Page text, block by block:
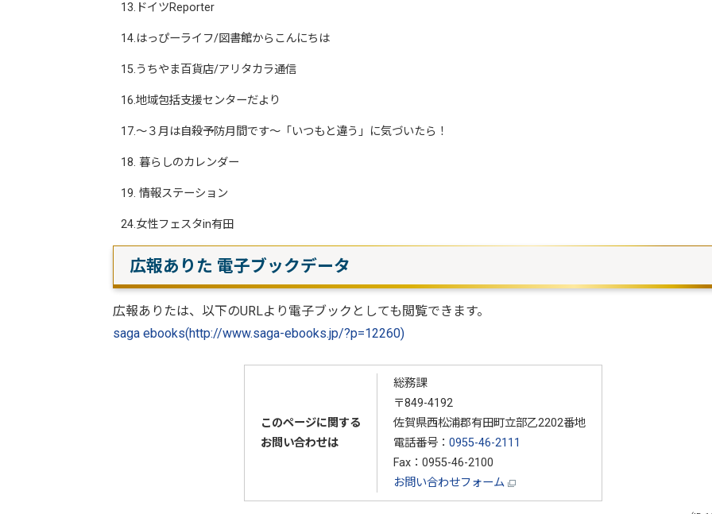
13.ドイツReporter
14.はっぴーライフ/図書館からこんにちは
15.うちやま百貨店/アリタカラ通信
16.地域包括支援センターだより
17.～３月は自殺予防月間です～「いつもと違う」に気づいたら！
18. 暮らしのカレンダー
19. 情報ステーション
24.女性フェスタin有田
広報ありた 電子ブックデータ
広報ありたは、以下のURLより電子ブックとしても閲覧できます。
saga ebooks(http://www.saga-ebooks.jp/?p=12260)
このページに関する
お問い合わせは
総務課
〒849-4192
佐賀県西松浦郡有田町立部乙2202番地
電話番号： 0955-46-2111
Fax：0955-46-2100
お問い合わせフォーム